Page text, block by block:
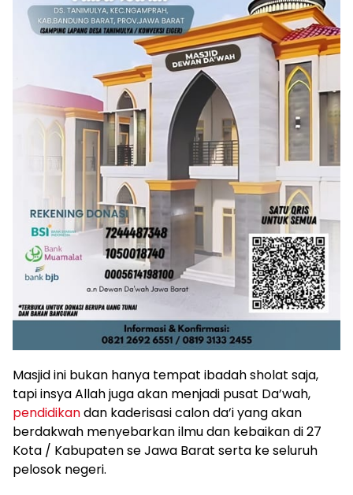
Masjid ini bukan hanya tempat ibadah sholat saja,
tapi insya Allah juga akan menjadi pusat Da’wah,
pendidikandan kaderisasi calon da’i yang akan
berdakwah menyebarkan ilmu dan kebaikan di 27
Kota / Kabupaten se Jawa Barat serta ke seluruh
pelosok negeri.